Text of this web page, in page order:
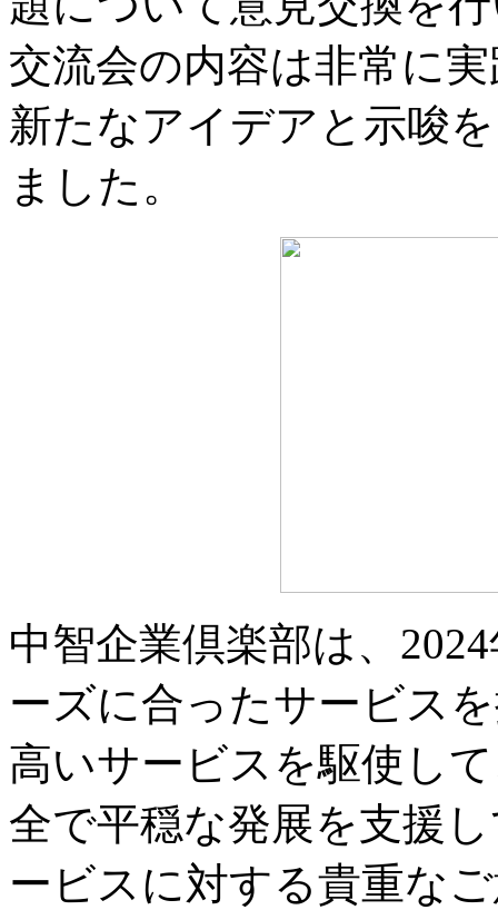
交流会の内容は非常に
新たなアイデアと示唆
ました。
中智企業倶楽部は、
ーズに合ったサービス
高いサービスを駆使し
全で平穏な発展を支援
ービスに対する貴重な